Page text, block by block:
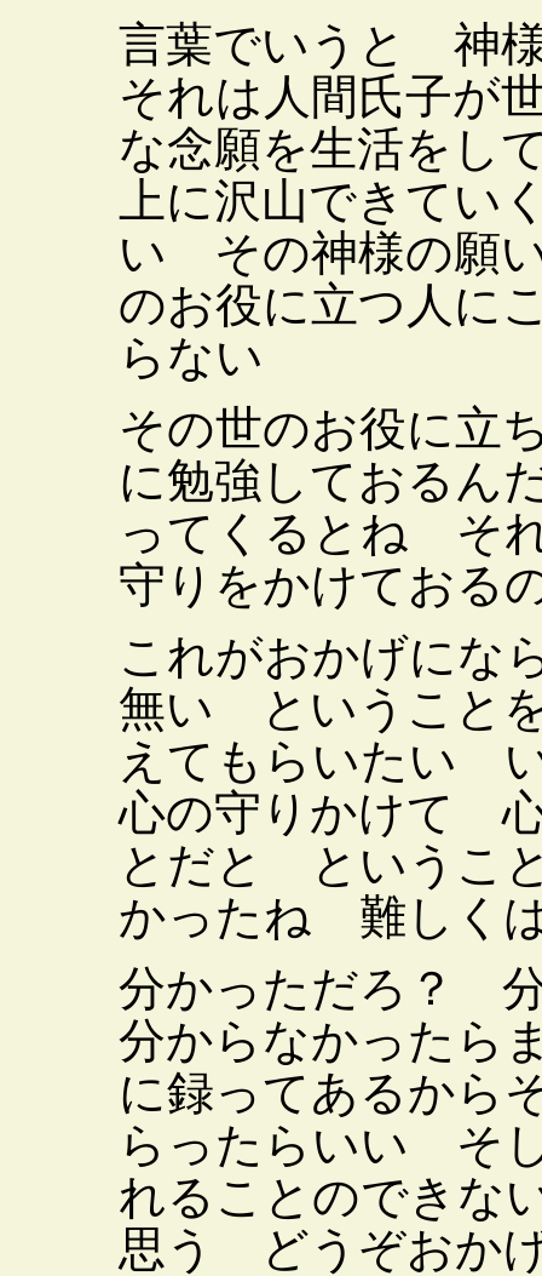
言葉でいうと 神
それは人間氏子が
な念願を生活をし
上に沢山できてい
い その神様の願
のお役に立つ人に
らない
その世のお役に立
に勉強しておるん
ってくるとね そ
守りをかけておる
これがおかげにな
無い ということ
えてもらいたい
心の守りかけて
とだと というこ
かったね 難しく
分かっただろ？
分からなかったら
に録ってあるから
らったらいい そ
れることのできな
思う どうぞおか